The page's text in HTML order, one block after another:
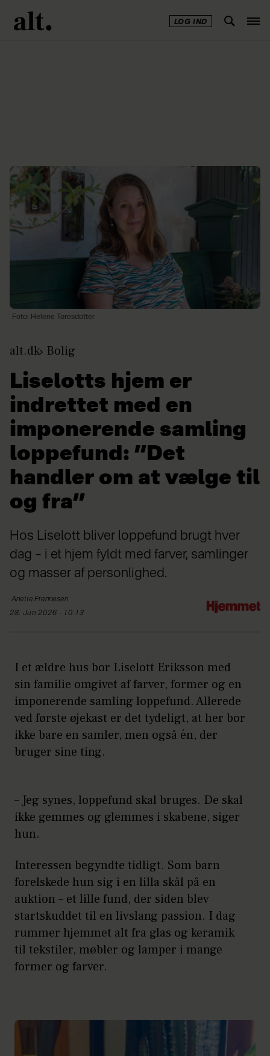
LOG IND
Foto: Helene Toresdotter
alt.dk Bolig
Liselotts hjem er
indrettet med en
imponerende samling
loppefund: ”Det
handler om at vælge til
og fra”
Hos Liselott bliver loppefund brugt hver
dag – i et hjem fyldt med farver, samlinger
og masser af personlighed.
Anette Frennesen
28. Jun 2026 - 10:13
I et ældre hus bor Liselott Eriksson med
sin familie omgivet af farver, former og en
imponerende samling loppefund. Allerede
ved første øjekast er det tydeligt, at her bor
ikke bare en samler, men også én, der
bruger sine ting.
– Jeg synes, loppefund skal bruges. De skal
ikke gemmes og glemmes i skabene, siger
hun.
Interessen begyndte tidligt. Som barn
forelskede hun sig i en lilla skål på en
auktion – et lille fund, der siden blev
startskuddet til en livslang passion. I dag
rummer hjemmet alt fra glas og keramik
til tekstiler, møbler og lamper i mange
former og farver.